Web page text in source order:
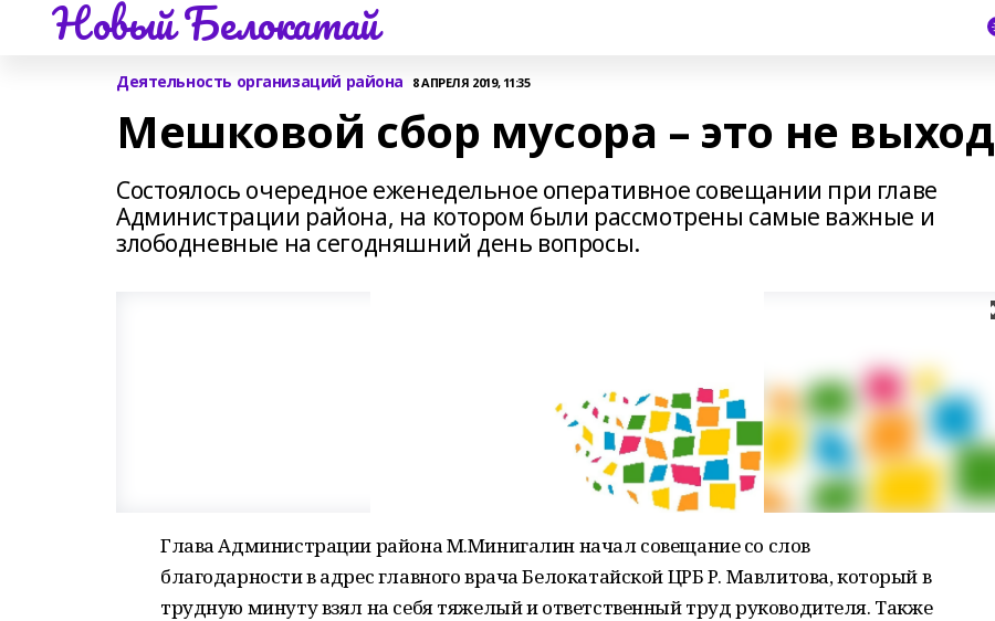
Новый Белокатай
Деятельность организаций района 8 АПРЕЛЯ 2019, 11:35
Мешковой сбор мусора – это не выход
Состоялось очередное еженедельное оперативное совещании при главе
Администрации района, на котором были рассмотрены самые важные и
злободневные на сегодняшний день вопросы.
Глава Администрации района М.Минигалин начал совещание со слов
благодарности в адрес главного врача Белокатайской ЦРБ Р. Мавлитова, который в
трудную минуту взял на себя тяжелый и ответственный труд руководителя. Также